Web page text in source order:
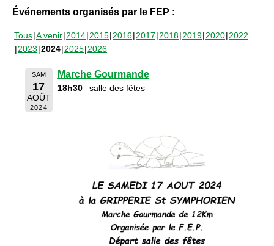
Événements organisés par le FEP :
Tous A venir 2014 2015 2016 2017 2018 2019 2020 2022
2023 2024 2025 2026
SAM
17
AOÛT
2024
Marche Gourmande
18h30 salle des fêtes